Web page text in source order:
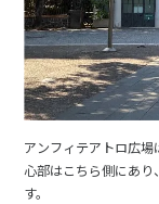
アンフィテアトロ広場
心部はこちら側にあ
す。